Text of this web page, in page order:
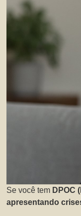
Se você tem DPOC
apresentando